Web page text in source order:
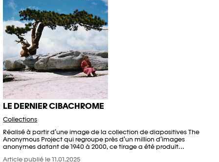
LE DERNIER CIBACHROME
Collections
Réalisé à partir d’une image de la collection de diapositives The
Anonymous Project qui regroupe près d’un million d’images
anonymes datant de 1940 à 2000, ce tirage a été produit…
Article publié le 11.01.2025